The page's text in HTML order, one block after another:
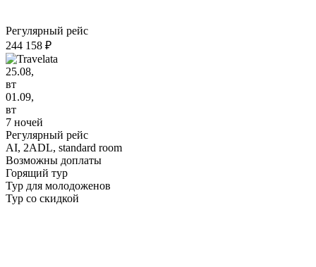
Регулярный рейс
244 158 ₽
25.08,
вт
01.09,
вт
7 ночей
Регулярный рейс
AI, 2ADL, standard room
Возможны доплаты
Горящий тур
Тур для молодоженов
Тур со скидкой